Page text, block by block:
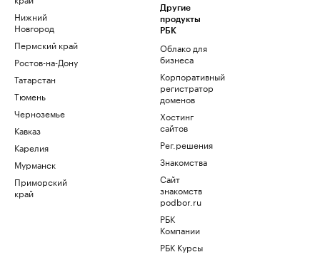
Нижний
Новгород
Пермский край
Ростов-на-Дону
Татарстан
Тюмень
Черноземье
Кавказ
Карелия
Мурманск
Приморский
край
Другие
продукты
РБК
Облако для
бизнеса
Корпоративный
регистратор
доменов
Хостинг
сайтов
Рег.решения
Знакомства
Сайт
знакомств
podbor.ru
РБК
Компании
РБК Курсы